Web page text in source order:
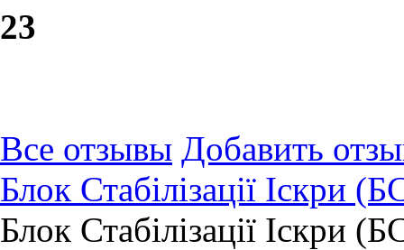
23
Все отзывы Добавить
Блок Стабілізації Іскри
Блок Стабілізації Іскри